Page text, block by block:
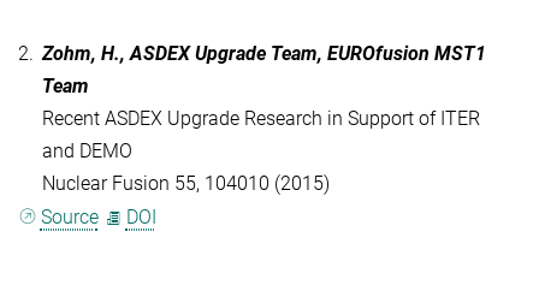
2. Zohm, H., ASDEX Upgrade Team, EUROfusion MST1
Team
Recent ASDEX Upgrade Research in Support of ITER
and DEMO
Nuclear Fusion 55, 104010 (2015)
Source
DOI